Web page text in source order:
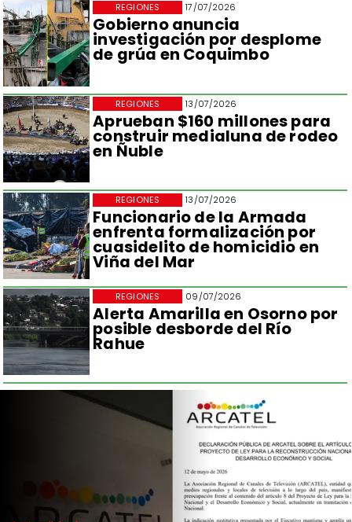
17/07/2026
Gobierno anuncia
investigación por desplome
de grúa en Coquimbo
REGIONES
13/07/2026
Aprueban $160 millones para
construir medialuna de rodeo
en Ñuble
REGIONES
13/07/2026
Funcionario de la Armada
enfrenta formalización por
cuasidelito de homicidio en
Viña del Mar
REGIONES
09/07/2026
Alerta Amarilla en Osorno por
posible desborde del Río
Rahue
REGIONES